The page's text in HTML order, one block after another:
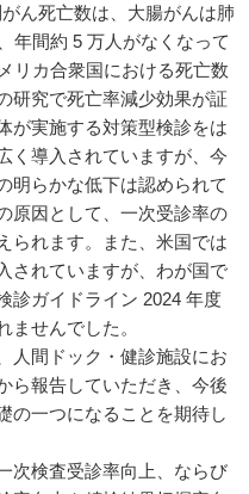
ん死亡数は、大腸がんは肺
年間約 5 万人がなくなって
リカ合衆国における死亡数
研究で死亡率減少効果が証
が実施する対策型検診をは
く導入されていますが、今
明らかな低下は認められて
原因として、一次受診率の
られます。また、米国では
されていますが、わが国で
診ガイドライン 2024 年度
ませんでした。
人間ドック・健診施設にお
ら報告していただき、今後
の一つになることを期待し
次検査受診率向上、ならび